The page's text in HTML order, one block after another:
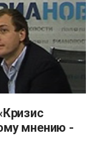
мнению -